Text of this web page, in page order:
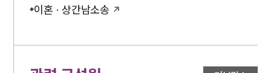
이혼 · 상간남소송